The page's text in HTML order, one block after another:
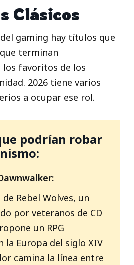
Clásicos
gaming hay títulos que
terminan
los favoritos de los
2026 tiene varios
a ocupar ese rol.
podrían robar
Rebel Wolves, un
por veteranos de CD
un RPG
la Europa del siglo XIV
camina la línea entre